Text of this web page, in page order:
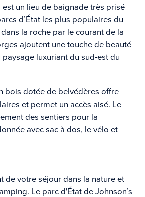
est un lieu de baignade très prisé
d’État les plus populaires du
la roche par le courant de la
ajoutent une touche de beauté
luxuriant du sud-est du
bois dotée de belvédères offre
et permet un accès aisé. Le
des sentiers pour la
avec sac à dos, le vélo et
de votre séjour dans la nature et
Le parc d'État de Johnson’s